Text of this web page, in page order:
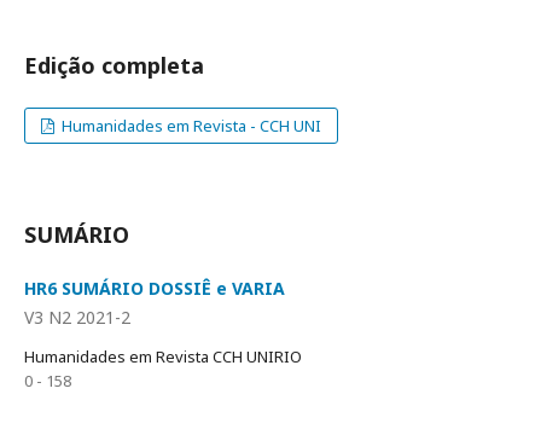
Edição completa
Humanidades em Revista - CCH UNI
SUMÁRIO
HR6 SUMÁRIO DOSSIÊ e VARIA
V3 N2 2021-2
Humanidades em Revista CCH UNIRIO
0 - 158